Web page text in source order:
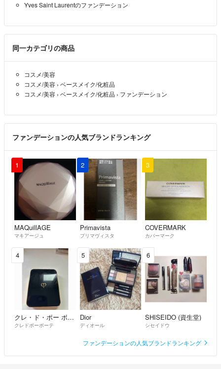
こちら商品の箱付きで発送でしょうか？
国内で買った商品でしょうか
misaki- 11ヶ月前
Yves Saint Laurentのファンデーション
同一カテゴリの商品
コスメ/美容
コスメ/美容 › ベースメイク/化粧品
コスメ/美容 › ベースメイク/化粧品 › ファンデーション
ファンデーションの人気ブランドランキング
1
MAQuillAGE
マキアージュ
2
Primavista
プリマヴィスタ
3
COVERMARK
カバーマーク
4
クレ・ド・ポー ボーテ
クレドポーボーテ
5
Dior
ディオール
6
SHISEIDO (資生堂)
シセイドウ
ファンデーションの人気ブランドランキング